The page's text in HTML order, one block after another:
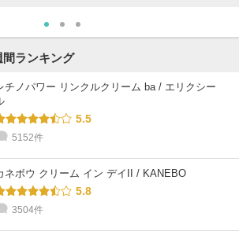
ランキング
チノパワー リンクルクリーム ba / エリクシー
5.5
5152件
ネボウ クリーム イン デイII / KANEBO
5.8
3504件